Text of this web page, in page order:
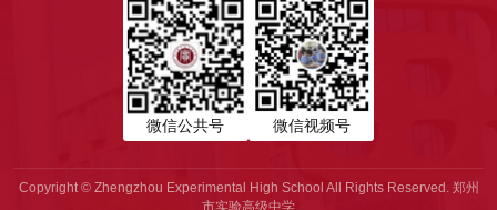
微信公共号 微信视频号
Copyright © Zhengzhou Experimental High School All Rights Reserved. 郑州
市实验高级中学